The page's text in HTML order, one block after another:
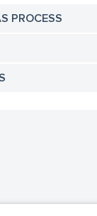
PROCESS